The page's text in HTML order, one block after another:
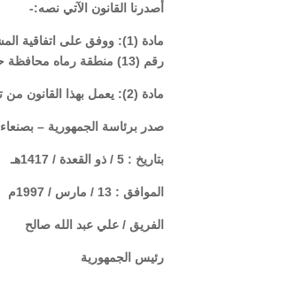
أصدرنا القانون الآتي نصه:-
رقم (13) منطقة رماه محافظة حضرموت الموقعة بتاريخ 8/10/1996م ” المرافقة لهذا القانون”.
مادة (2): يعمل بهذا القانون من تاريخ صدوره وينشر في الجريدة الرسمية.
صدر برئاسة الجمهورية – بصنعاء
بتاريخ : 5 / ذو القعدة / 1417هـ
الموافق : 13 / مارس / 1997م
الفريق / علي عبد الله صالح
رئيس الجمهورية